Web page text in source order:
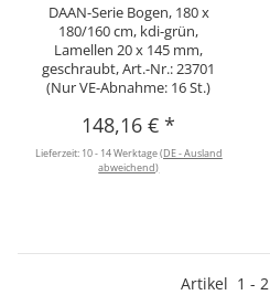
DAAN-Serie Bogen, 180 x
180/160 cm, kdi-grün,
Lamellen 20 x 145 mm,
geschraubt, Art.-Nr.: 23701
(Nur VE-Abnahme: 16 St.)
148,16 €*
Lieferzeit: 10 - 14 Werktage(DE - Ausland
abweichend)
Artikel 1 - 2